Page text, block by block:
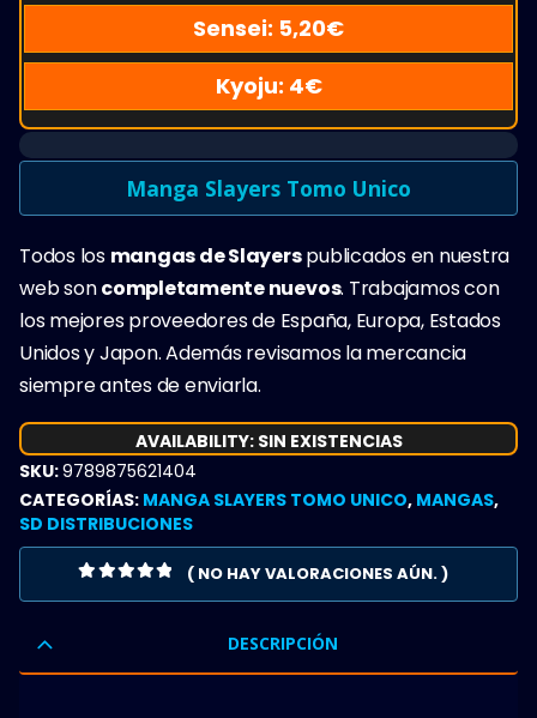
Sensei: 5,20€
Kyoju: 4€
Manga Slayers Tomo Unico
Todos los mangas de Slayerspublicados en nuestra
web soncompletamente nuevos. Trabajamos con
los mejores proveedores de España, Europa, Estados
Unidos y Japon. Además revisamos la mercancia
siempre antes de enviarla.
AVAILABILITY: SIN EXISTENCIAS
SKU:9789875621404
CATEGORÍAS: MANGA SLAYERS TOMO UNICO, MANGAS,
SD DISTRIBUCIONES
( NO HAY VALORACIONES AÚN. )
DESCRIPCIÓN